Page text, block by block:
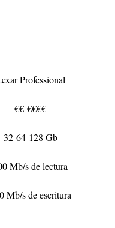
Professional
€€-€€€€
32-64-128 Gb
Mb/s de lectura
Mb/s de escritura